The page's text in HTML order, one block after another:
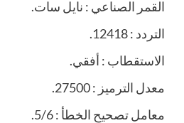
القمر الصناعي : نايل سات.
التردد : 12418.
الاستقطاب : أفقي.
معدل الترميز : 27500.
معامل تصحيح الخطأ : 5/6.